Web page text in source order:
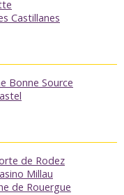
Castillanes
Bonne Source
de Rodez
Millau
de Rouergue